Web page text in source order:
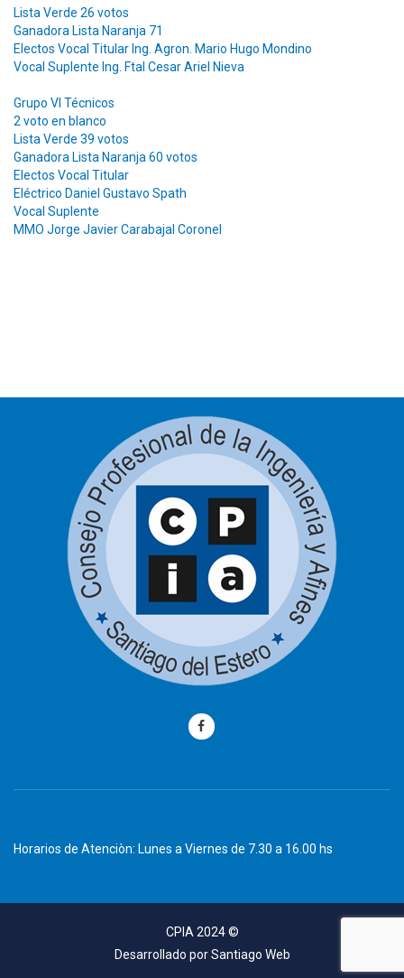
Lista Verde 26 votos
Ganadora Lista Naranja 71
Electos Vocal Titular Ing. Agron. Mario Hugo Mondino
Vocal Suplente Ing. Ftal Cesar Ariel Nieva
Grupo VI Técnicos
2 voto en blanco
Lista Verde 39 votos
Ganadora Lista Naranja 60 votos
Electos Vocal Titular
Eléctrico Daniel Gustavo Spath
Vocal Suplente
MMO Jorge Javier Carabajal Coronel
Horarios de Atenciòn: Lunes a Viernes de 7.30 a 16.00 hs
CPIA 2024 ©
Desarrollado porSantiago Web